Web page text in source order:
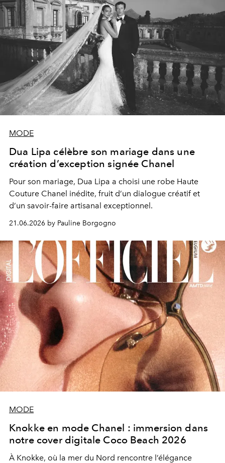
MODE
Dua Lipa célèbre son mariage dans une
création d’exception signée Chanel
Pour son mariage, Dua Lipa a choisi une robe Haute
Couture Chanel inédite, fruit d’un dialogue créatif et
d’un savoir-faire artisanal exceptionnel.
21.06.2026 by Pauline Borgogno
MODE
Knokke en mode Chanel : immersion dans
notre cover digitale Coco Beach 2026
À Knokke, où la mer du Nord rencontre l’élégance